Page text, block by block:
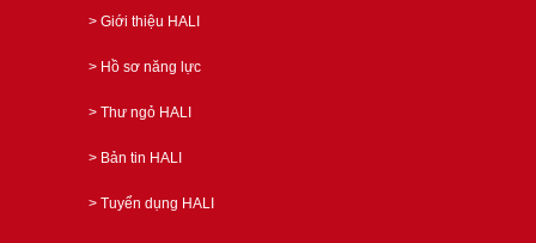
> Giới thiệu HALI
> Hồ sơ năng lực
> Thư ngỏ HALI
> Bản tin HALI
> Tuyển dụng HALI